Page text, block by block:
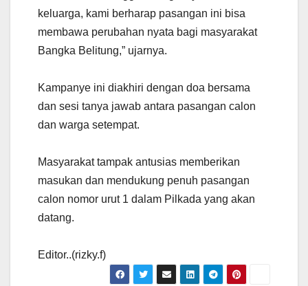
keluarga, kami berharap pasangan ini bisa
membawa perubahan nyata bagi masyarakat
Bangka Belitung,” ujarnya.
Kampanye ini diakhiri dengan doa bersama
dan sesi tanya jawab antara pasangan calon
dan warga setempat.
Masyarakat tampak antusias memberikan
masukan dan mendukung penuh pasangan
calon nomor urut 1 dalam Pilkada yang akan
datang.
Editor..(rizky.f)